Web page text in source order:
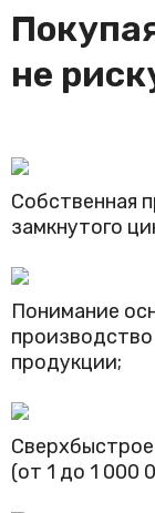
не
Собственная
замкнутого
Понимание
продукции;
(от 1 до 1 000